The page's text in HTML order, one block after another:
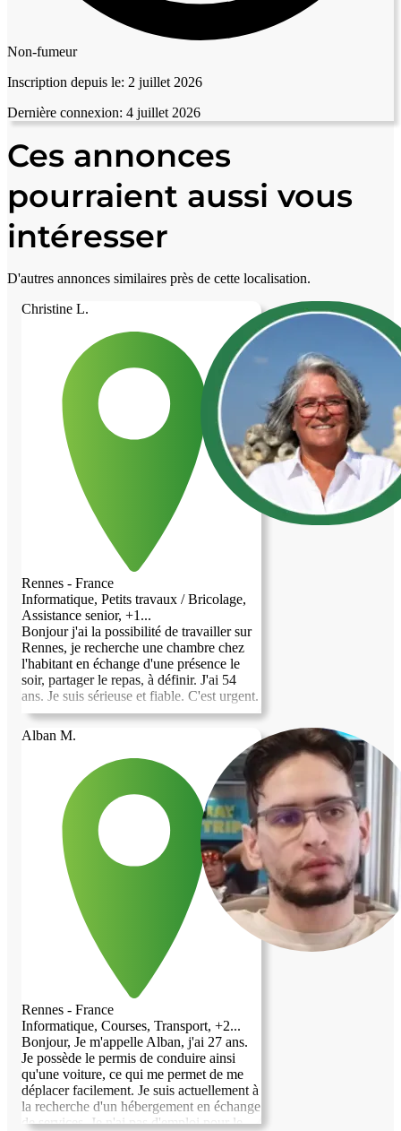
Non-fumeur
Inscription depuis le: 2 juillet 2026
Dernière connexion: 4 juillet 2026
Ces annonces
pourraient aussi vous
intéresser
D'autres annonces similaires près de cette localisation.
Christine L.
Rennes - France
Informatique, Petits travaux / Bricolage,
Assistance senior, +1...
Bonjour j'ai la possibilité de travailler sur
Rennes, je recherche une chambre chez
l'habitant en échange d'une présence le
soir, partager le repas, à définir. J'ai 54
ans. Je suis sérieuse et fiable. C'est urgent.
Alban M.
Rennes - France
Informatique, Courses, Transport, +2...
Bonjour, Je m'appelle Alban, j'ai 27 ans.
Je possède le permis de conduire ainsi
qu'une voiture, ce qui me permet de me
déplacer facilement. Je suis actuellement à
la recherche d'un hébergement en échange
de services. Je n'ai pas d'emploi pour le